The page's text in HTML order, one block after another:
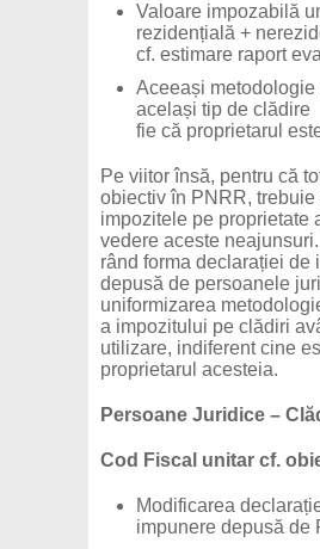
Valoare impozabilă
rezidențială +
cf. estimare raport
Aceeași metodologie
același tip de clădire
fie că proprietarul
Pe viitor însă, pentru că
obiectiv în PNRR, trebuie
impozitele pe proprietate
vedere aceste neajunsuri.
rând forma declarației de
depusă de persoanele
uniformizarea
a impozitului pe clădiri
utilizare, indiferent cine
proprietarul acesteia.
Persoane Juridice –
Cod Fiscal unitar cf.
Modificarea
impunere depusă de